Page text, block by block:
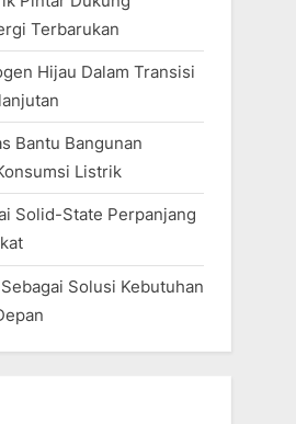
Terbarukan
Hijau Dalam Transisi
Bantu Bangunan
Listrik
Solid-State Perpanjang
Solusi Kebutuhan